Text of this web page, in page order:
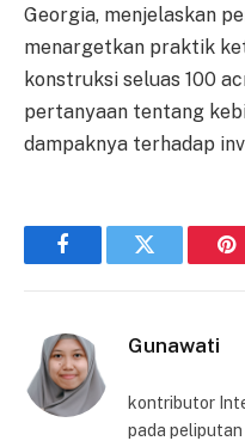
Georgia, menjelaskan
menargetkan praktik
konstruksi seluas 100
pertanyaan tentang
dampaknya terhadap
FacebookTwitter
Gunawati
kontributor
pada